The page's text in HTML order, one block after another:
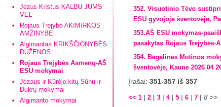
Jėzus Kristus KALBU JUMS
VĖL
Rojaus Trejybė AKIMIRKOS
AMŽINYBĖ
Algimantas KRIKŠČIONYBĖS
DUŽENOS
Rojaus Trejybės Asmenų-AŠ
ESU mokymai
Jėzaus ir Kūrėjo kitų Sūnų ir
Dukrų mokymai
Algimanto mokymai
352. Visuotinio Tėvo
ESU gyvojoje šventovėje,
353.AŠ ESU mokymas-
pasakytas Rojaus Trejybės-
354. Begalinės Motinos
šventovėje, Kaune 2026 04
Įrašai: 351-357 iš 357
<< 1 | 2 | 3 | 4| 5 | 6 | 7 | 8 >>